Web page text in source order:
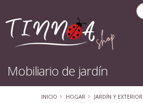
Mobiliario de jardín
INICIO HOGAR JARDÍN Y EXTERIOR